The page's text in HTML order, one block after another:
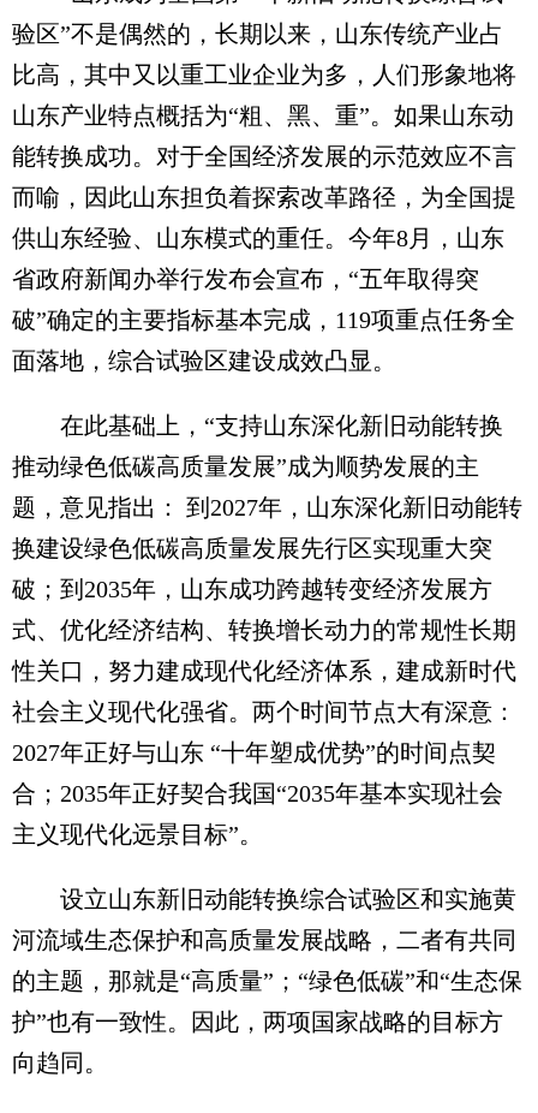
验区”不是偶然的，长期以来，山东传统产业占
比高，其中又以重工业企业为多，人们形象地将
山东产业特点概括为“粗、黑、重”。如果山东动
能转换成功。对于全国经济发展的示范效应不言
而喻，因此山东担负着探索改革路径，为全国提
供山东经验、山东模式的重任。今年8月，山东
省政府新闻办举行发布会宣布，“五年取得突
破”确定的主要指标基本完成，119项重点任务全
面落地，综合试验区建设成效凸显。
在此基础上，“支持山东深化新旧动能转换
推动绿色低碳高质量发展”成为顺势发展的主
题，意见指出： 到2027年，山东深化新旧动能转
换建设绿色低碳高质量发展先行区实现重大突
破；到2035年，山东成功跨越转变经济发展方
式、优化经济结构、转换增长动力的常规性长期
性关口，努力建成现代化经济体系，建成新时代
社会主义现代化强省。两个时间节点大有深意：
2027年正好与山东 “十年塑成优势”的时间点契
合；2035年正好契合我国“2035年基本实现社会
主义现代化远景目标”。
设立山东新旧动能转换综合试验区和实施黄
河流域生态保护和高质量发展战略，二者有共同
的主题，那就是“高质量”；“绿色低碳”和“生态保
护”也有一致性。因此，两项国家战略的目标方
向趋同。